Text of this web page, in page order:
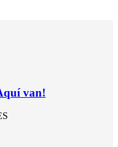
van!